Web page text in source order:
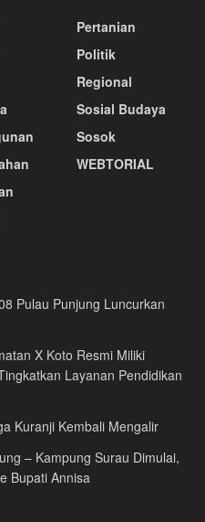
Pertanian
Politik
Regional
Sosial Budaya
Sosok
WEBTORIAL
Pulau Punjung Luncurkan
X Koto Resmi Miliki
Layanan Pendidikan
Kuranji Kembali Mengalir
– Kampung Surau Dimulai,
Bupati Annisa